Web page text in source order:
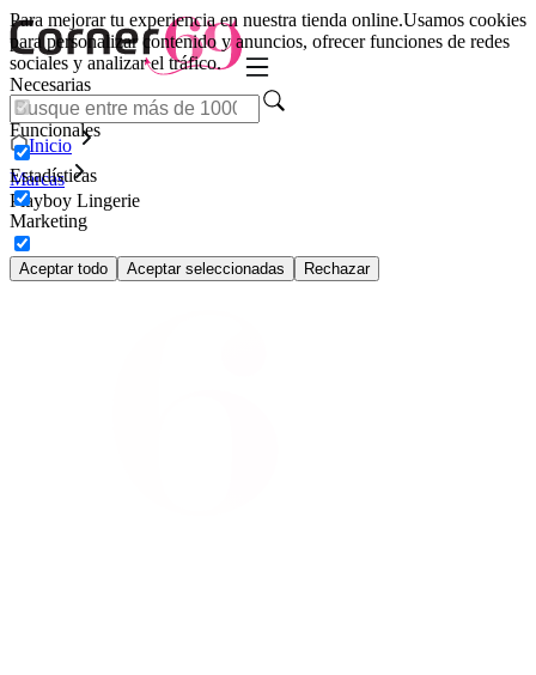
Para mejorar tu experiencia en nuestra tienda online.Usamos cookies
para personalizar contenido y anuncios, ofrecer funciones de redes
sociales y analizar el tráfico.
Necesarias
Funcionales
Estadísticas
Marketing
Aceptar todo Aceptar seleccionadas Rechazar
Inicio
Marcas
Playboy Lingerie